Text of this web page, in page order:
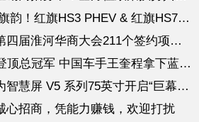
红旗HS3 PHEV & 红旗HS7 PHEV金华上市
河华商大会211个签约项目 总投资1486.4亿元
总冠军 中国车手王奎程拿下蓝衫！
V5 系列75英寸开启“巨幕手机”万元级时代
心招商，凭能力赚钱，欢迎打扰